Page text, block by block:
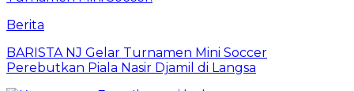
Berita
BARISTA NJ Gelar Turnamen Mini Soccer
Perebutkan Piala Nasir Djamil di Langsa